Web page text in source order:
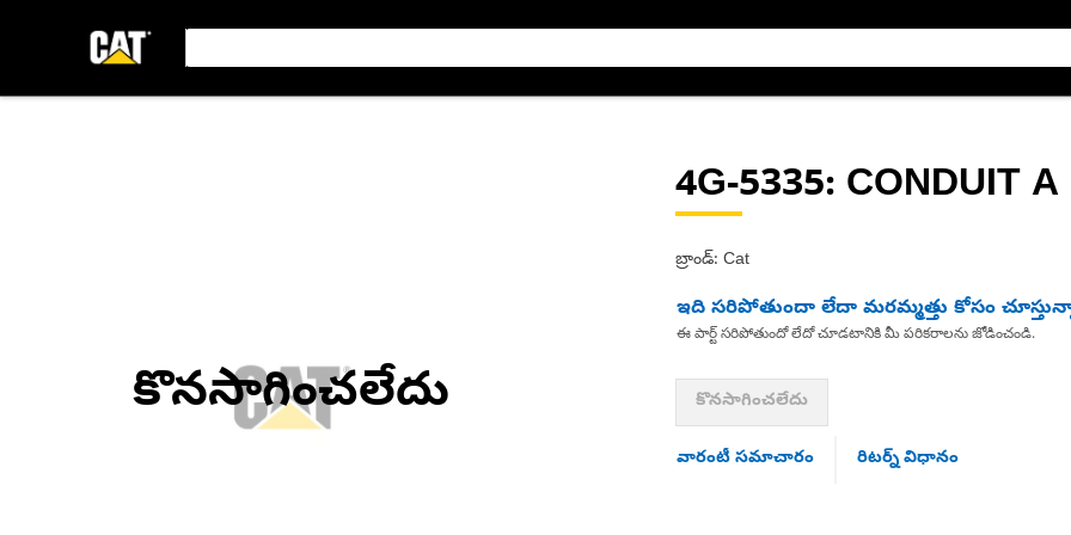
కొనసాగించలేదు
4G-5335: CONDUIT A
బ్రాండ్: Cat
ఇది సరిపోతుందా లేదా మరమ్మత్తు కోసం
ఈ పార్ట్ సరిపోతుందో లేదో చూడటానికి మీ పరికరాలను జోడించండి.
కొనసాగించలేదు
వారంటీ సమాచారం రిటర్న్ విధానం